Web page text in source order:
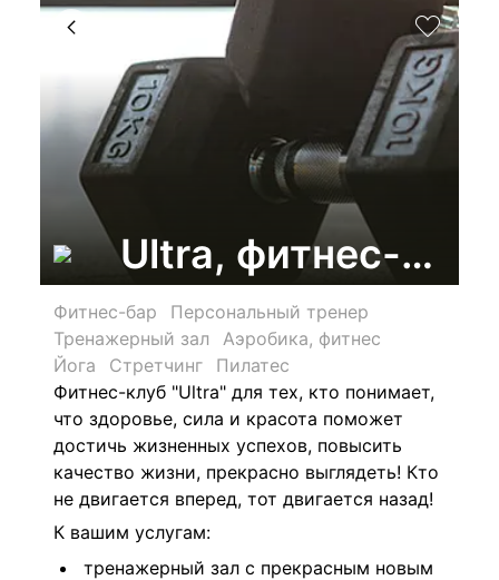
Ultra, фитнес-
Фитнес-бар
Персональный тренер
Тренажерный зал
Аэробика, фитнес
Йога
Стретчинг
Пилатес
Фитнес-клуб "Ultra" для тех, кто понимает,
что здоровье, сила и красота поможет
достичь жизненных успехов, повысить
качество жизни, прекрасно выглядеть! Кто
не двигается вперед, тот двигается назад!
К вашим услугам:
тренажерный зал с прекрасным новым